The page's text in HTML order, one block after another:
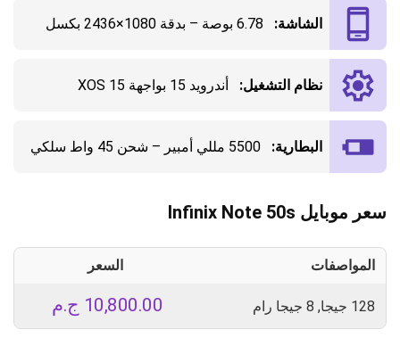
الشاشة: 6.78 بوصة – بدقة 1080×2436 بكسل
نظام التشغيل: أندرويد 15 بواجهة XOS 15
البطارية: 5500 مللي أمبير – شحن 45 واط سلكي
سعر موبايل Infinix Note 50s
المواصفات السعر
128 جيجا, 8 جيجا رام ج.م 10,800.00